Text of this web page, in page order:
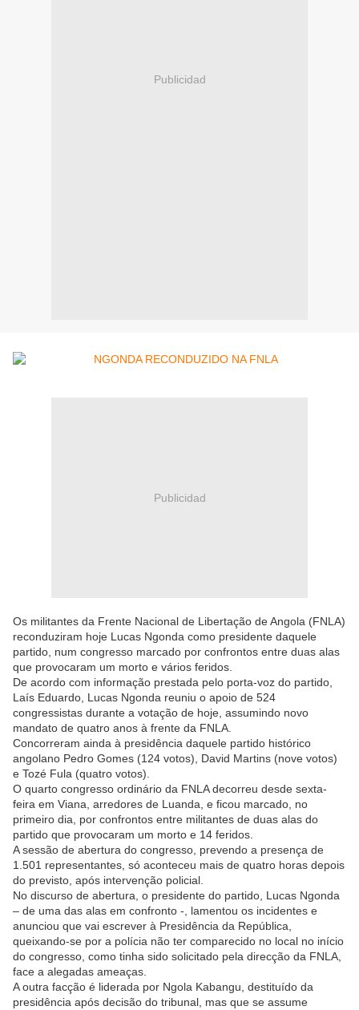
Publicidad
Publicidad
Os militantes da Frente Nacional de Libertação de Angola (FNLA)
reconduziram hoje Lucas Ngonda como presidente daquele
partido, num congresso marcado por confrontos entre duas alas
que provocaram um morto e vários feridos.
De acordo com informação prestada pelo porta-voz do partido,
Laís Eduardo, Lucas Ngonda reuniu o apoio de 524
congressistas durante a votação de hoje, assumindo novo
mandato de quatro anos à frente da FNLA.
Concorreram ainda à presidência daquele partido histórico
angolano Pedro Gomes (124 votos), David Martins (nove votos)
e Tozé Fula (quatro votos).
O quarto congresso ordinário da FNLA decorreu desde sexta-
feira em Viana, arredores de Luanda, e ficou marcado, no
primeiro dia, por confrontos entre militantes de duas alas do
partido que provocaram um morto e 14 feridos.
A sessão de abertura do congresso, prevendo a presença de
1.501 representantes, só aconteceu mais de quatro horas depois
do previsto, após intervenção policial.
No discurso de abertura, o presidente do partido, Lucas Ngonda
– de uma das alas em confronto -, lamentou os incidentes e
anunciou que vai escrever à Presidência da República,
queixando-se por a polícia não ter comparecido no local no início
do congresso, como tinha sido solicitado pela direcção da FNLA,
face a alegadas ameaças.
A outra facção é liderada por Ngola Kabangu, destituído da
presidência após decisão do tribunal, mas que se assume